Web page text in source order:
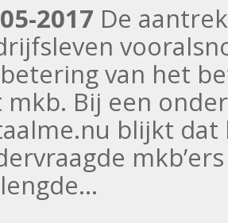
2017 De
van het
mkb. Bij een
blijkt